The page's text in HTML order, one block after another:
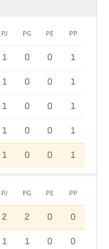
PJ PG PE PP
1 0 0 1
1 0 0 1
1 0 0 1
1 0 0 1
1 0 0 1
PJ PG PE PP
2 2 0 0
1 1 0 0